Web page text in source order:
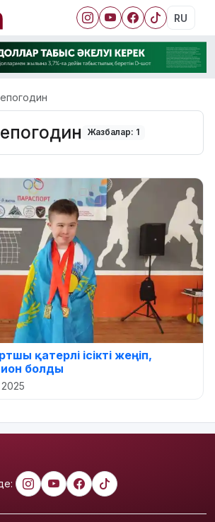
RU
Жазбалар: 1
қатерлі ісікті жеңіп,
болды